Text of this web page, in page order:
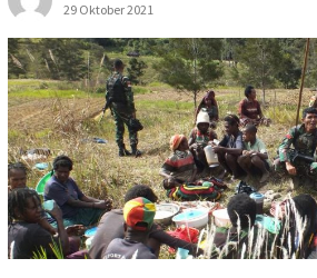
29 Oktober 2021